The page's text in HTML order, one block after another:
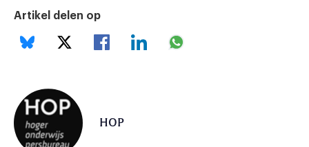
Artikel delen op
HOP